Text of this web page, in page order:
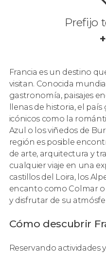
Prefijo
Francia es un destino
visitan. Conocida
gastronomía, paisajes
llenas de historia, el
icónicos como la
Azul o los viñedos de
región es posible
de arte, arquitectura y
cualquier viaje en una
castillos del Loira, los
encanto como Colmar
y disfrutar de su
Cómo descubrir
Reservando actividades